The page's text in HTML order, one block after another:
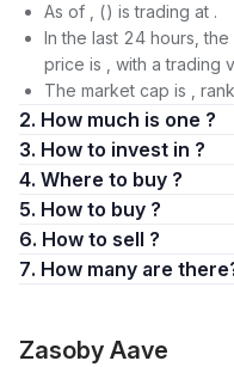
As of , () is trading at .
In the last 24 hours,
price is , with a trading
The market cap is ,
2. How much is one ?
3. How to invest in ?
4. Where to buy ?
5. How to buy ?
6. How to sell ?
7. How many are
Zasoby Aave